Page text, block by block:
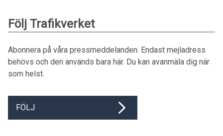
Följ Trafikverket
Abonnera på våra pressmeddelanden. Endast mejladress
behövs och den används bara här. Du kan avanmäla dig när
som helst.
FÖLJ